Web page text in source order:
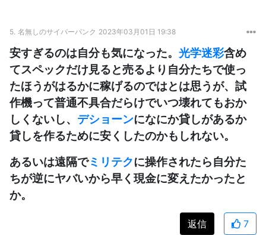
5. 名無しのサイバーパンク 2023年03月01日 19:38
安すぎるのは自分も気になった。 光学迷彩含め
てスペックだけ見ると売るより自分たちで使っ
たほうがはるかに稼げるのではとは思うが、試
作機って普通不具合だらけでいつ壊れてもおか
しくないし、 デショーンになにか貸しがあるか
貸しを作るために安くしたのかもしれない。
あるいは遠隔でミリテクに操作されたら自分た
ちが逆にヤバいから早く現金に変えたかったと
か。
返信 7